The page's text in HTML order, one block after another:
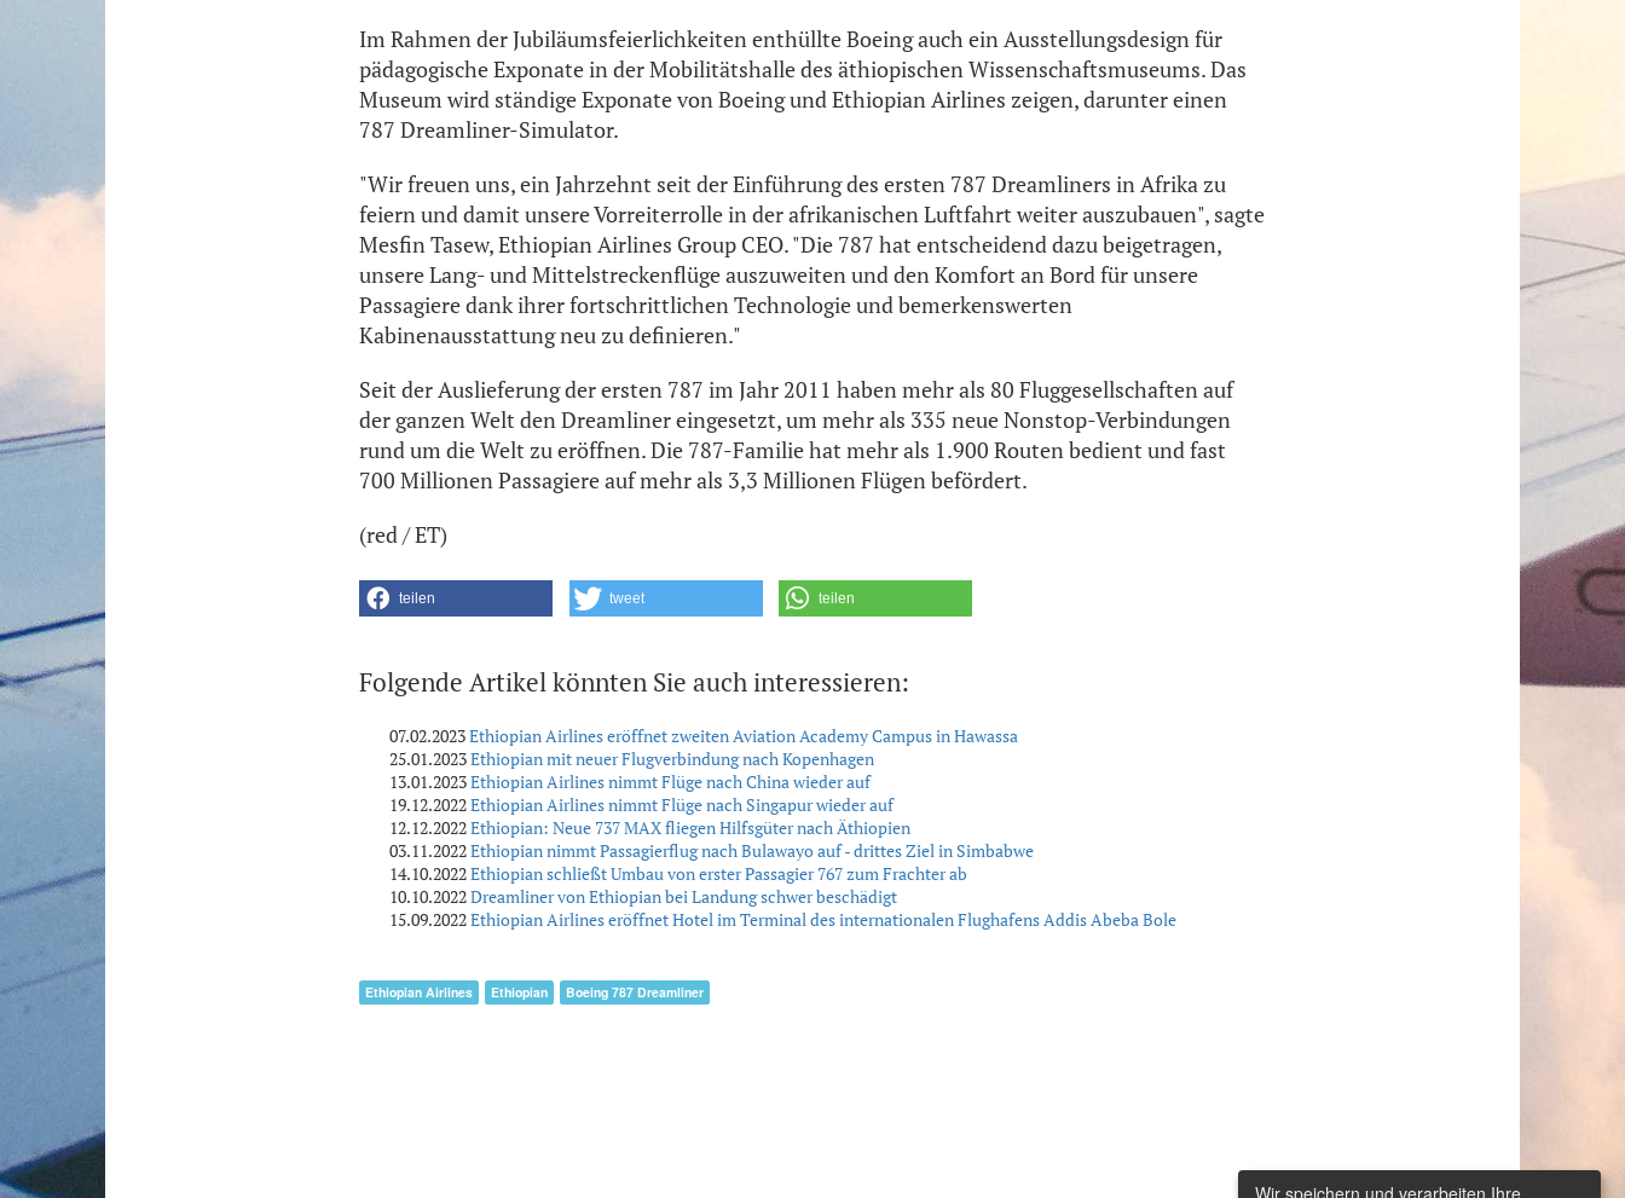
Im Rahmen der Jubiläumsfeierlichkeiten enthüllte Boeing auch ein Ausstellungsdesign für
pädagogische Exponate in der Mobilitätshalle des äthiopischen Wissenschaftsmuseums. Das
Museum wird ständige Exponate von Boeing und Ethiopian Airlines zeigen, darunter einen
787 Dreamliner-Simulator.
"Wir freuen uns, ein Jahrzehnt seit der Einführung des ersten 787 Dreamliners in Afrika zu
feiern und damit unsere Vorreiterrolle in der afrikanischen Luftfahrt weiter auszubauen", sagte
Mesfin Tasew, Ethiopian Airlines Group CEO. "Die 787 hat entscheidend dazu beigetragen,
unsere Lang- und Mittelstreckenflüge auszuweiten und den Komfort an Bord für unsere
Passagiere dank ihrer fortschrittlichen Technologie und bemerkenswerten
Kabinenausstattung neu zu definieren."
Seit der Auslieferung der ersten 787 im Jahr 2011 haben mehr als 80 Fluggesellschaften auf
der ganzen Welt den Dreamliner eingesetzt, um mehr als 335 neue Nonstop-Verbindungen
rund um die Welt zu eröffnen. Die 787-Familie hat mehr als 1.900 Routen bedient und fast
700 Millionen Passagiere auf mehr als 3,3 Millionen Flügen befördert.
(red / ET)
teilen tweet teilen
Folgende Artikel könnten Sie auch interessieren:
07.02.2023Ethiopian Airlines eröffnet zweiten Aviation Academy Campus in Hawassa
25.01.2023Ethiopian mit neuer Flugverbindung nach Kopenhagen
13.01.2023Ethiopian Airlines nimmt Flüge nach China wieder auf
19.12.2022Ethiopian Airlines nimmt Flüge nach Singapur wieder auf
12.12.2022Ethiopian: Neue 737 MAX fliegen Hilfsgüter nach Äthiopien
03.11.2022Ethiopian nimmt Passagierflug nach Bulawayo auf - drittes Ziel in Simbabwe
14.10.2022Ethiopian schließt Umbau von erster Passagier 767 zum Frachter ab
10.10.2022Dreamliner von Ethiopian bei Landung schwer beschädigt
15.09.2022Ethiopian Airlines eröffnet Hotel im Terminal des internationalen Flughafens Addis Abeba Bole
Ethiopian Airlines Ethiopian Boeing 787 Dreamliner
Wir speichern und verarbeiten Ihre